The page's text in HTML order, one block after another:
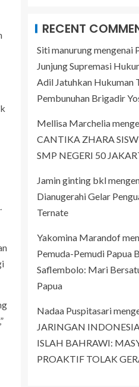
RECENT
Siti manurungmengenai
Junjung Supremasi
Adil Jatuhkan Hukuman
Pembunuhan Brigadir
Mellisa Marchelia
CANTIKA ZHARA
SMP NEGERI 50
Jamin ginting bkl
Dianugerahi Gelar
Ternate
Yakomina Marandof
Pemuda-Pemudi Papua
Saflembolo: Mari
Papua
Nadaa Puspitasari
JARINGAN
ISLAH BAHRAWI:
PROAKTIF TOLAK